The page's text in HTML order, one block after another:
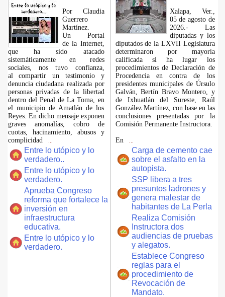
Por Claudia
Guerrero
Martínez.
​Un Portal
de la Internet,
que ha sido atacado
sistemáticamente en redes
sociales, nos tuvo confianza,
al compartir un testimonio y
denuncia ciudadana realizada por
personas privadas de la libertad
dentro del Penal de La Toma, en
el municipio de Amatlán de los
Reyes. En dicho mensaje exponen
graves anomalías, cobro de
cuotas, hacinamiento, abusos y
complicidad
Entre lo utópico y lo
verdadero..
Entre lo utópico y lo
verdadero.
Aprueba Congreso
reforma que fortalece la
inversión en
infraestructura
educativa.
Entre lo utópico y lo
verdadero.
Xalapa, Ver.,
05 de agosto de
2026.- Las
diputadas y los
diputados de la LXVII Legislatura
determinaron por mayoría
calificada si ha lugar los
procedimientos de Declaración de
Procedencia en contra de los
presidentes municipales de Úrsulo
Galván, Bertín Bravo Montero, y
de Ixhuatlán del Sureste, Raúl
González Martínez, con base en las
conclusiones presentadas por la
Comisión Permanente Instructora.
En
Carga de cemento cae
sobre el asfalto en la
autopista.
SSP libera a tres
presuntos ladrones y
genera malestar de
habitantes de La Perla
Realiza Comisión
Instructora dos
audiencias de pruebas
y alegatos.
Establece Congreso
reglas para el
procedimiento de
Revocación de
Mandato.